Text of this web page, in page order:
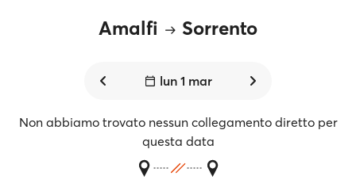
Amalfi Sorrento
lun 1 mar
Non abbiamo trovato nessun collegamento diretto per
questa data